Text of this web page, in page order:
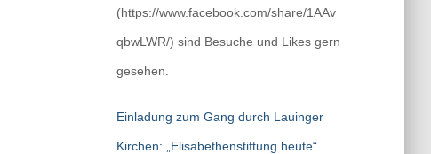
(https://www.facebook.com/share/1AAv
qbwLWR/) sind Besuche und Likes gern
gesehen.
Einladung zum Gang durch Lauinger
Kirchen: „Elisabethenstiftung heute“